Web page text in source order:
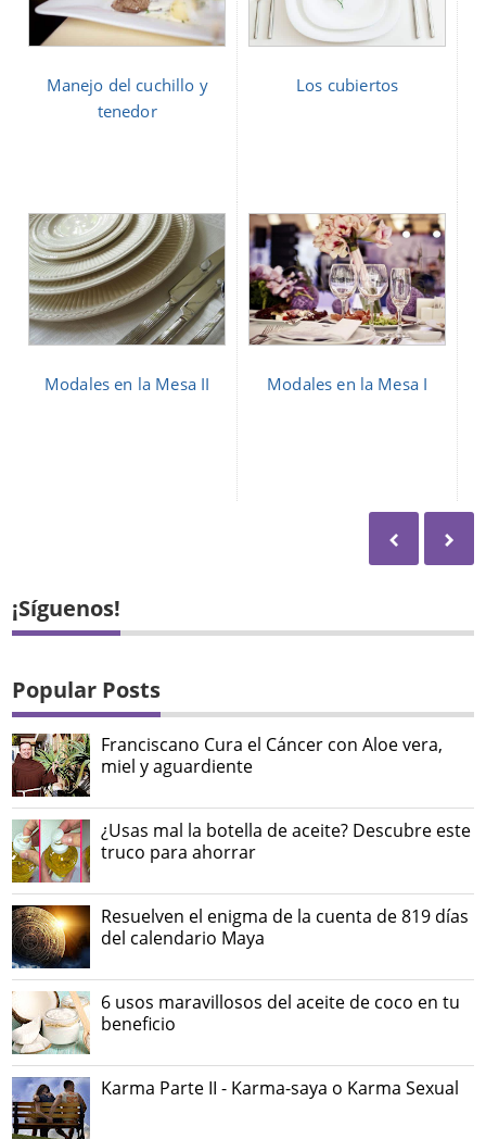
Manejo del cuchillo y
tenedor
Los cubiertos
Modales en la Mesa II Modales en la Mesa I
¡Síguenos!
Popular Posts
Franciscano Cura el Cáncer con Aloe vera,
miel y aguardiente
¿Usas mal la botella de aceite? Descubre este
truco para ahorrar
Resuelven el enigma de la cuenta de 819 días
del calendario Maya
6 usos maravillosos del aceite de coco en tu
beneficio
Karma Parte II - Karma-saya o Karma Sexual